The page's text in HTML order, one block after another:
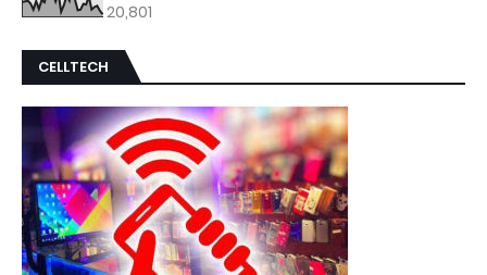
20,801
CELLTECH